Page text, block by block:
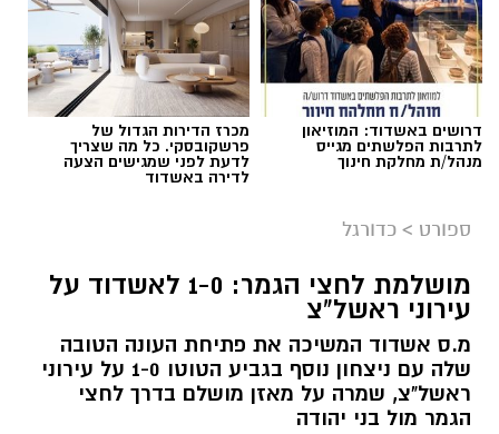
דרושים באשדוד: המוזיאון
לתרבות הפלשתים מגייס
מנהל/ת מחלקת חינוך
מכרז הדירות הגדול של
פרשקובסקי. כל מה שצריך
לדעת לפני שמגישים הצעה
לדירה באשדוד
ספורט > כדורגל
מושלמת לחצי הגמר: 1-0 לאשדוד על
עירוני ראשל"צ
מ.ס אשדוד המשיכה את פתיחת העונה הטובה
שלה עם ניצחון נוסף בגביע הטוטו 1-0 על עירוני
ראשל"צ, שמרה על מאזן מושלם בדרך לחצי
הגמר מול בני יהודה